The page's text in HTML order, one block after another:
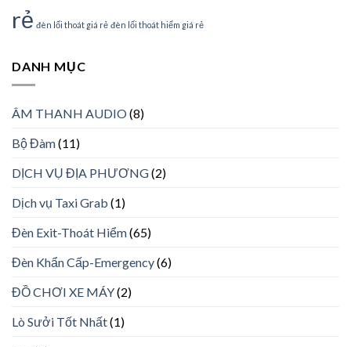
rẻ đèn lối thoát giá rẻ đèn lối thoát hiểm giá rẻ
DANH MỤC
ÂM THANH AUDIO(8)
Bộ Đàm(11)
DỊCH VỤ ĐỊA PHƯƠNG(2)
Dịch vụ Taxi Grab (1)
Đèn Exit-Thoát Hiểm(65)
Đèn Khẩn Cấp-Emergency(6)
ĐỒ CHƠI XE MÁY(2)
Lò Sưởi Tốt Nhất(1)